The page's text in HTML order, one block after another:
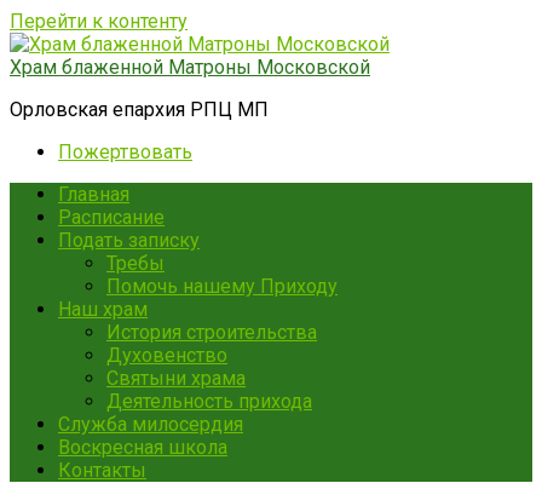
Перейти к контенту
Храм блаженной Матроны Московской
Орловская епархия РПЦ МП
Пожертвовать
Главная
Расписание
Подать записку
Требы
Помочь нашему Приходу
Наш храм
История строительства
Духовенство
Святыни храма
Деятельность прихода
Служба милосердия
Воскресная школа
Контакты